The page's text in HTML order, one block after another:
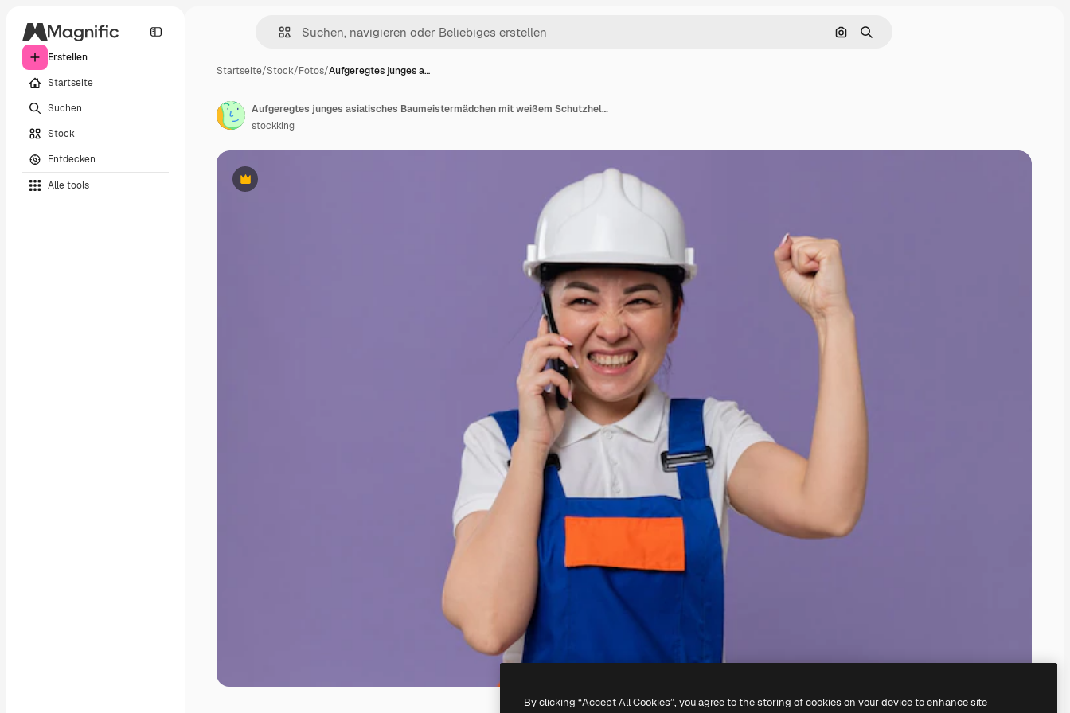
Erstellen
Startseite
Suchen
Stock
Entdecken
Alle tools
Nach Bild suchen
Suchen
Startseite/Stock/Fotos/Aufgeregtes junges a…
Premium
Aufgeregtes junges asiatisches Baumeistermädchen mit weißem Schutzhelm, das am Telefon spricht und die Faust hochhält
stockking
By clicking “Accept All Cookies”, you agree to the storing of cookies on your device to enhance site